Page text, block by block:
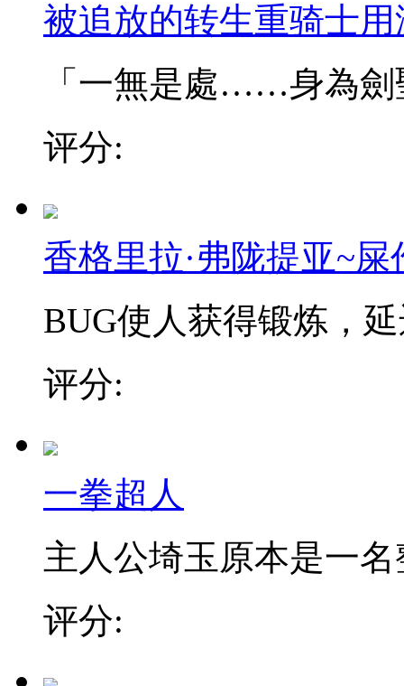
被追放的转生重骑士
「一無是處……身為劍
评分:
香格里拉·弗陇提亚~
BUG使人获得锻炼，
评分:
一拳超人
主人公埼玉原本是一名
评分: